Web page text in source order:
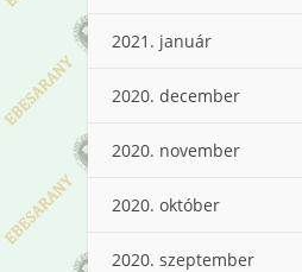
2021. január
2020. december
2020. november
2020. október
2020. szeptember